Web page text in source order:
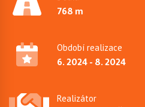
768 m
Období realizace
6. 2024 - 8. 2024
Realizátor